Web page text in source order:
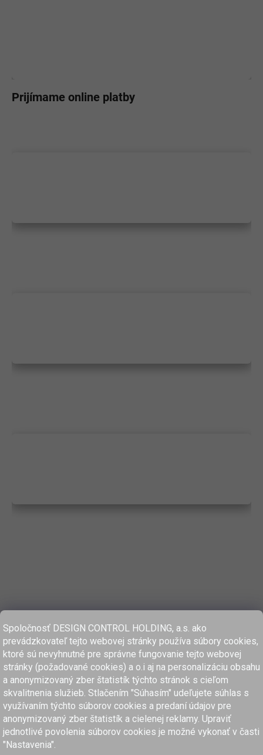
Spoločnosť DESIGN CONTROL HOLDING, a.s. ako
prevádzkovateľ tejto webovej stránky používa súbory cookies,
ktoré sú nevyhnutné pre správne fungovanie tejto webovej
stránky (požadované cookies) a o.i aj na personalizáciu obsahu
a anonymizovaný zber štatistík týchto stránok s cieľom
skvalitnenia služieb. Stlačením "Súhasím" udeľujete súhlas s
využívaním týchto súborov cookies a predaní údajov pre
anonymizovaný zber štatistík a cielenej reklamy. Upraviť
jednotlivé povolenia súborov cookies je možné vykonať v časti
"Nastavenia".
Prijímame online platby
women'secret